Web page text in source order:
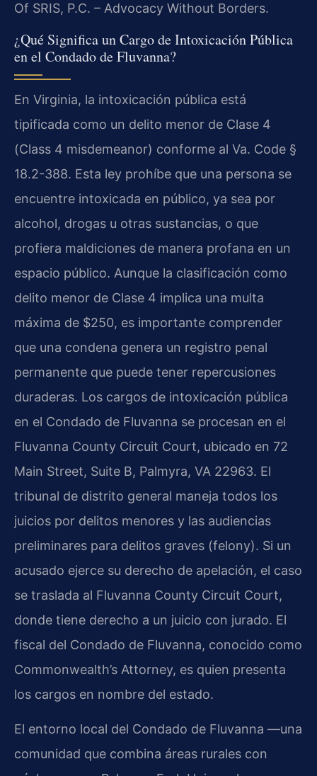
Of SRIS, P.C. – Advocacy Without Borders.
¿Qué Significa un Cargo de Intoxicación Pública
en el Condado de Fluvanna?
En Virginia, la intoxicación pública está
tipificada como un delito menor de Clase 4
(Class 4 misdemeanor) conforme al Va. Code §
18.2-388. Esta ley prohíbe que una persona se
encuentre intoxicada en público, ya sea por
alcohol, drogas u otras sustancias, o que
profiera maldiciones de manera profana en un
espacio público. Aunque la clasificación como
delito menor de Clase 4 implica una multa
máxima de $250, es importante comprender
que una condena genera un registro penal
permanente que puede tener repercusiones
duraderas. Los cargos de intoxicación pública
en el Condado de Fluvanna se procesan en el
Fluvanna County Circuit Court, ubicado en 72
Main Street, Suite B, Palmyra, VA 22963. El
tribunal de distrito general maneja todos los
juicios por delitos menores y las audiencias
preliminares para delitos graves (felony). Si un
acusado ejerce su derecho de apelación, el caso
se traslada al Fluvanna County Circuit Court,
donde tiene derecho a un juicio con jurado. El
fiscal del Condado de Fluvanna, conocido como
Commonwealth’s Attorney, es quien presenta
los cargos en nombre del estado.
El entorno local del Condado de Fluvanna —una
comunidad que combina áreas rurales con